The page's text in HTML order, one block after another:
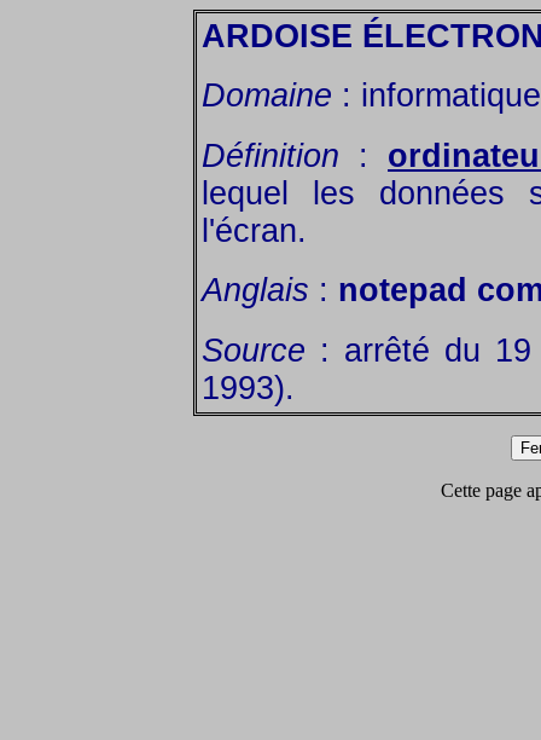
ARDOISE
Domaine :
Définition :
lequel les données
l'écran.
Anglais : notepad
Source : arrêté du
1993).
Cette page